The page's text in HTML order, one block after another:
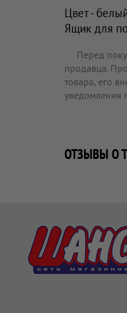
Цвет -
Ящик для
Перед
продавца.
товара, его
уведомления
ОТЗЫВЫ О